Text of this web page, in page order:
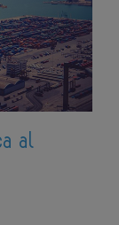
al